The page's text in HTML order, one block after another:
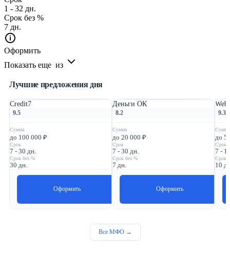
1 - 32 дн.
Срок без %
7 дн.
Оформить
Показать еще из
Лучшие предложения дня
Credit7
9.5
Сумма
до 100 000 ₽
Срок
7 - 30 дн.
Срок без %
30 дн.
Оформить
Деньги ОК
8.2
Сумма
до 20 000 ₽
Срок
7 - 30 дн.
Срок без %
7 дн.
Оформить
9.3
Сумма
до 5
Срок
7 -
Срок
10
Все МФО →